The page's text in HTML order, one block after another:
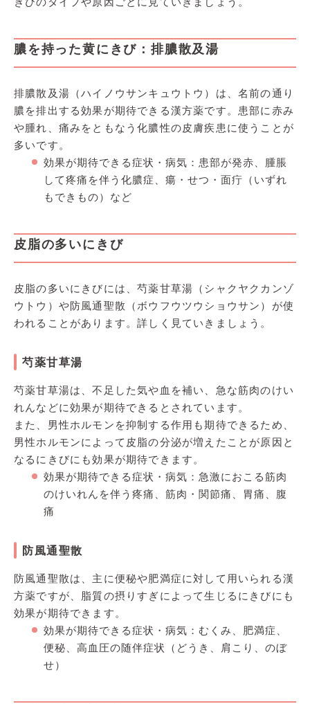
膿を持った黄にきび：排膿散及湯
排膿散及湯（ハイノウサンキュウトウ）は、名前の通り
膿を排出する効果が期待できる漢方薬です。患部に赤み
や腫れ、痛みをともなう化膿性の皮膚疾患に使うことが
多いです。
効果が期待できる症状・病気：患部が発赤、腫脹
して疼痛を伴う化膿症、瘍・せつ・面疔（いずれ
もできもの）など
皮脂の多いにきび
皮脂の多いにきびには、芍薬甘草湯（シャクヤクカンゾ
ウトウ）や防風通聖散（ボウフウツウショウサン）が使
われることがあります。詳しく見ていきましょう。
芍薬甘草湯
芍薬甘草湯は、不足した気や血を補い、急な筋肉のけい
れんなどに効果が期待できるとされています。
また、男性ホルモンを抑制する作用も期待できるため、
男性ホルモンによって皮脂の分泌が増えたことが原因と
なるにきびにも効果が期待できます。
効果が期待できる症状・病気：急激におこる筋肉
のけいれんを伴う疼痛、筋肉・関節痛、胃痛、腹
痛
防風通聖散
防風通聖散は、主に便秘や肥満症に対して用いられる漢
方薬ですが、脂質の摂りすぎによって生じるにきびにも
効果が期待できます。
効果が期待できる症状・病気：むくみ、肥満症、
便秘、高血圧の随伴症状（どうき、肩こり、のぼ
せ）